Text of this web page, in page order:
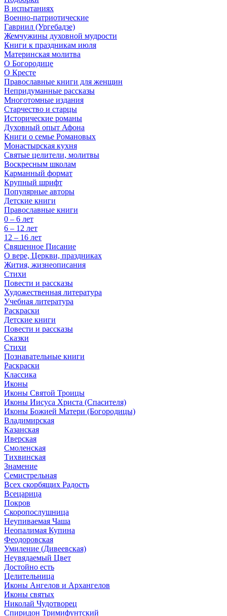
В испытаниях
Военно-патриотические
Гавриил (Ургебадзе)
Жемчужины духовной мудрости
Книги к праздникам июля
Материнская молитва
О Богородице
О Кресте
Православные книги для женщин
Непридуманные рассказы
Многотомные издания
Старчество и старцы
Исторические романы
Духовный опыт Афона
Книги о семье Романовых
Монастырская кухня
Святые целители, молитвы
Воскресным школам
Карманный формат
Крупный шрифт
Популярные авторы
Детские книги
Православные книги
0 – 6 лет
6 – 12 лет
12 – 16 лет
Священное Писание
О вере, Церкви, праздниках
Жития, жизнеописания
Стихи
Повести и рассказы
Художественная литература
Учебная литература
Раскраски
Детские книги
Повести и рассказы
Сказки
Стихи
Познавательные книги
Раскраски
Классика
Иконы
Иконы Святой Троицы
Иконы Иисуса Христа (Спасителя)
Иконы Божией Матери (Богородицы)
Владимирская
Казанская
Иверская
Смоленская
Тихвинская
Знамение
Семистрельная
Всех скорбящих Радость
Всецарица
Покров
Скоропослушница
Неупиваемая Чаша
Неопалимая Купина
Феодоровская
Умиление (Дивеевская)
Неувядаемый Цвет
Достойно есть
Целительница
Иконы Ангелов и Архангелов
Иконы святых
Николай Чудотворец
Спиридон Тримифунтский